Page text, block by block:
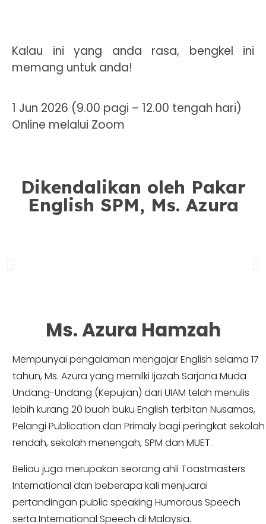
Kalau ini yang anda rasa, bengkel ini
memang untuk anda!
1 Jun 2026 (9.00 pagi – 12.00 tengah hari)
Online melalui Zoom
Dikendalikan oleh Pakar
English SPM, Ms. Azura
Ms. Azura Hamzah​
Mempunyai pengalaman mengajar English selama 17
tahun, Ms. Azura yang memilki Ijazah Sarjana Muda
Undang-Undang (Kepujian) dari UIAM telah menulis
lebih kurang 20 buah buku English terbitan Nusamas,
Pelangi Publication dan Primaly bagi peringkat sekolah
rendah, sekolah menengah, SPM dan MUET.
Beliau juga merupakan seorang ahli Toastmasters
International dan beberapa kali menjuarai
pertandingan public speaking Humorous Speech
serta International Speech di Malaysia.